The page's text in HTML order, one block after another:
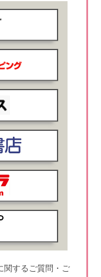
関するご質問・ご